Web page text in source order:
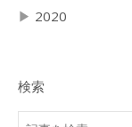
▶ 2020
検索